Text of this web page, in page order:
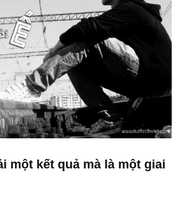
một kết quả mà là một giai